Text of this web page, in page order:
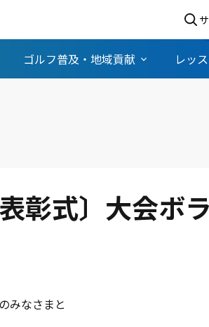
ゴルフ普及・地域貢献 レッ
彰式〕大会ボ